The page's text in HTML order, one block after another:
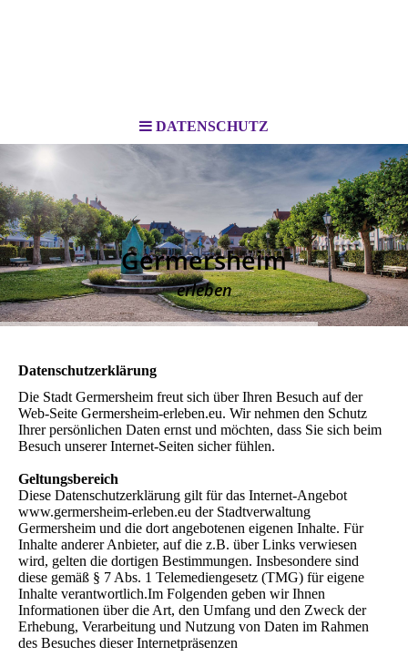
DATENSCHUTZ
Germersheim
erleben
Datenschutzerklärung
Die Stadt Germersheim freut sich über Ihren Besuch auf der
Web-Seite Germersheim-erleben.eu. Wir nehmen den Schutz
Ihrer persönlichen Daten ernst und möchten, dass Sie sich beim
Besuch unserer Internet-Seiten sicher fühlen.
Geltungsbereich
Diese Datenschutzerklärung gilt für das Internet-Angebot
www.germersheim-erleben.eu der Stadtverwaltung
Germersheim und die dort angebotenen eigenen Inhalte. Für
Inhalte anderer Anbieter, auf die z.B. über Links verwiesen
wird, gelten die dortigen Bestimmungen. Insbesondere sind
diese gemäß § 7 Abs. 1 Telemediengesetz (TMG) für eigene
Inhalte verantwortlich.Im Folgenden geben wir Ihnen
Informationen über die Art, den Umfang und den Zweck der
Erhebung, Verarbeitung und Nutzung von Daten im Rahmen
des Besuches dieser Internetpräsenzen